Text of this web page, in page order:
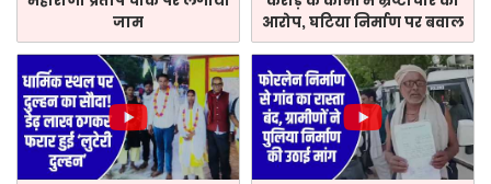
जाम
आरोप, घटिया निर्माण पर बवाल